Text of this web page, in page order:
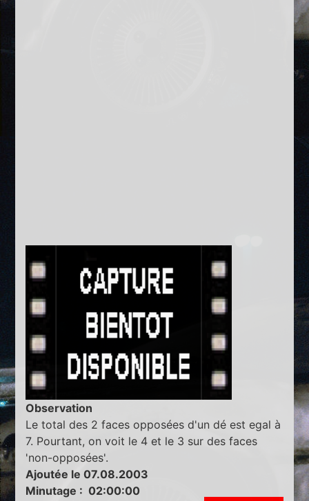
Observation
Le total des 2 faces opposées d'un dé est egal à
7. Pourtant, on voit le 4 et le 3 sur des faces
'non-opposées'.
Ajoutée le 07.08.2003
Minutage : 02:00:00